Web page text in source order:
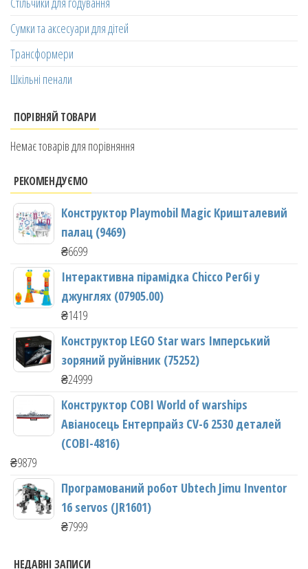
Сумки та аксесуари для дітей
Трансформери
Шкільні пенали
ПОРІВНЯЙ ТОВАРИ
Немає товарів для порівняння
РЕКОМЕНДУЄМО
Конструктор Playmobil Magic Кришталевий
палац (9469)
₴6699
Інтерактивна пірамідка Chicco Регбі у
джунглях (07905.00)
₴1419
Конструктор LEGO Star wars Імперський
зоряний руйнівник (75252)
₴24999
Конструктор COBI World of warships
Авіаносець Ентерпрайз CV-6 2530 деталей
(COBI-4816)
₴9879
Програмований робот Ubtech Jimu Inventor
16 servos (JR1601)
₴7999
НЕДАВНІ ЗАПИСИ